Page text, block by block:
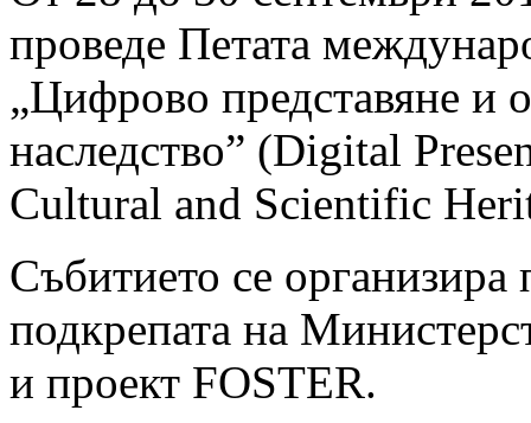
проведе Петата
„Цифрово представяне и
наследство” (Digital
Cultural and Scientific
Събитието се
подкрепата на
и проект FOSTER.